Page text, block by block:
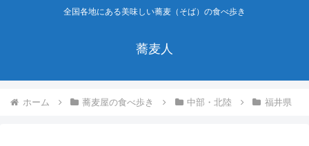
全国各地にある美味しい蕎麦（そば）の食べ歩き
蕎麦人
ホーム 蕎麦屋の食べ歩き 中部・北陸 福井県